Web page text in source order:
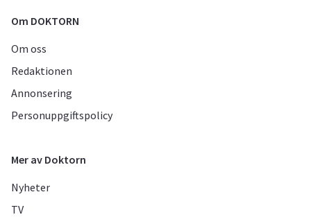
Om DOKTORN
Om oss
Redaktionen
Annonsering
Personuppgiftspolicy
Mer av Doktorn
Nyheter
TV